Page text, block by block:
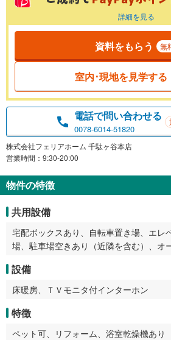
詳細を見る
資料をもらう 無
室内･現地を見学する
電話で問い合わせる
0078-6014-51820
株式会社フェリアホーム 千駄ヶ谷本店
営業時間：9:30-20:00
物件の特徴
共用設備
宅配ボックスあり、自転車置き場、エレ
場、駐車場空きあり（近隣を含む）、オ
設備
床暖房、ＴＶモニタ付インターホン
特徴
ペット可、リフォーム、浴室乾燥機あり